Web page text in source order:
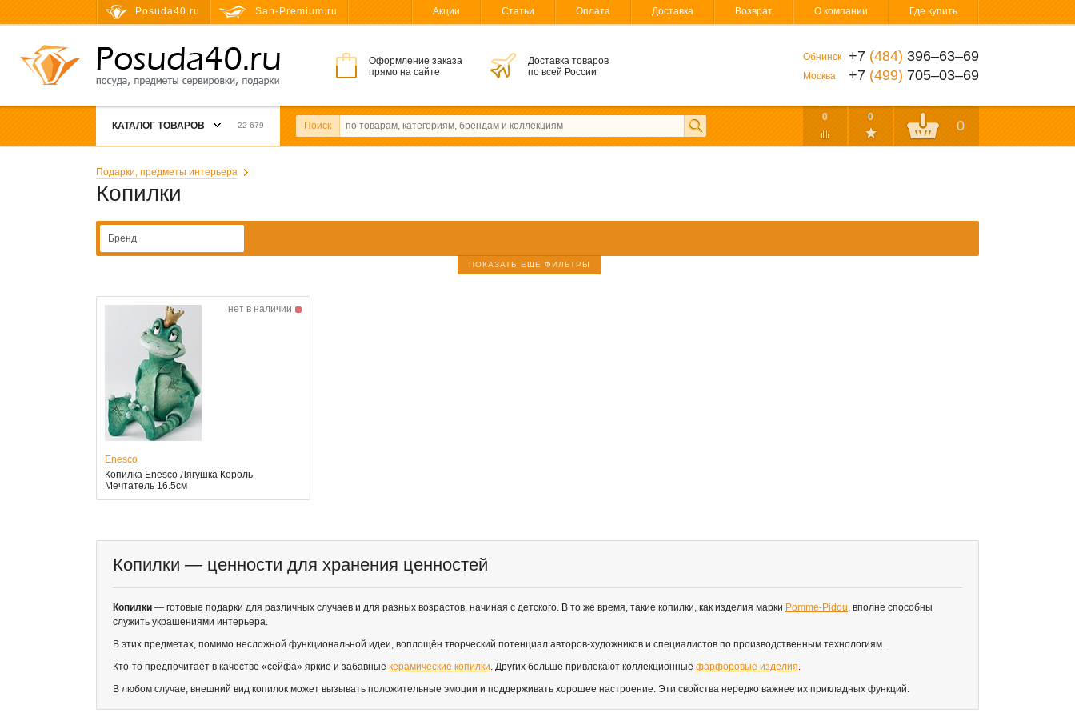
Posuda40.ru San-Premium.ru Акции Статьи Оплата Доставка Возврат О компании Где купить
Оформление заказа
прямо на сайте
Доставка товаров
по всей России
Обнинск +7 (484) 396‒63‒69
Москва +7 (499) 705‒03‒69
КАТАЛОГ ТОВАРОВ 22 679 Поиск
0 0
0
Подарки, предметы интерьера
Копилки
Бренд
ПОКАЗАТЬ ЕЩЕ ФИЛЬТРЫ
нет в наличии
Enesco
Копилка Enesco Лягушка Король
Мечтатель 16.5см
Копилки — ценности для хранения ценностей
Копилки — готовые подарки для различных случаев и для разных возрастов, начиная с детского. В то же время, такие копилки, как изделия марки Pomme-Pidou, вполне способны
служить украшениями интерьера.
В этих предметах, помимо несложной функциональной идеи, воплощён творческий потенциал авторов-художников и специалистов по производственным технологиям.
Кто-то предпочитает в качестве «сейфа» яркие и забавные керамические копилки. Других больше привлекают коллекционные фарфоровые изделия.
В любом случае, внешний вид копилок может вызывать положительные эмоции и поддерживать хорошее настроение. Эти свойства нередко важнее их прикладных функций.